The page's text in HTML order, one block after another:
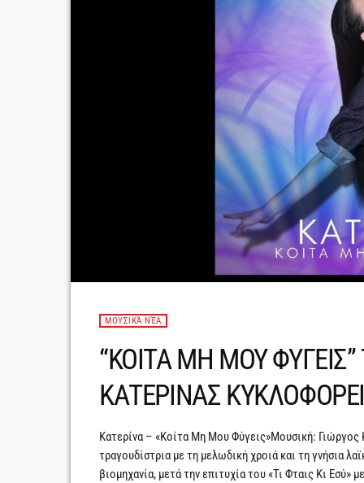
ΜΟΥΣΙΚΆ ΝΈΑ
“ΚΟΙΤΑ ΜΗ ΜΟΥ
ΚΑΤΕΡΙΝΑΣ
Κατερίνα – «Κοίτα Μη Μου Φύγεις»Μουσική: Γιώργος
τραγουδίστρια με τη μελωδική χροιά και τη γνήσια
βιομηχανία, μετά την επιτυχία του «Τι Φταις Κι